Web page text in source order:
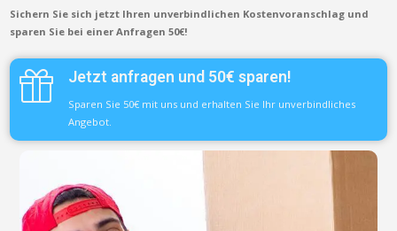
Sichern Sie sich jetzt Ihren unverbindlichen Kostenvoranschlag und
sparen Sie bei einer Anfragen 50€!
Jetzt anfragen und 50€ sparen!
Sparen Sie 50€ mit uns und erhalten Sie Ihr unverbindliches
Angebot.